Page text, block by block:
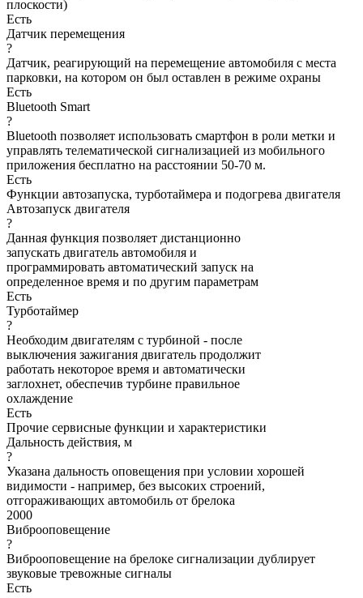
плоскости)
Есть
Датчик перемещения
?
Датчик, реагирующий на перемещение автомобиля с места
парковки, на котором он был оставлен в режиме охраны
Есть
Bluetooth Smart
?
Bluetooth позволяет использовать смартфон в роли метки и
управлять телематической сигнализацией из мобильного
приложения бесплатно на расстоянии 50-70 м.
Есть
Функции автозапуска, турботаймера и подогрева двигателя
Автозапуск двигателя
?
Данная функция позволяет дистанционно
запускать двигатель автомобиля и
программировать автоматический запуск на
определенное время и по другим параметрам
Есть
Турботаймер
?
Необходим двигателям с турбиной - после
выключения зажигания двигатель продолжит
работать некоторое время и автоматически
заглохнет, обеспечив турбине правильное
охлаждение
Есть
Прочие сервисные функции и характеристики
Дальность действия, м
?
Указана дальность оповещения при условии хорошей
видимости - например, без высоких строений,
отгораживающих автомобиль от брелока
2000
Виброоповещение
?
Виброоповещение на брелоке сигнализации дублирует
звуковые тревожные сигналы
Есть